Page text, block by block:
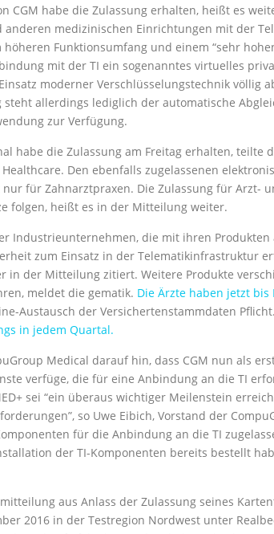
CGM habe die Zulassung erhalten, heißt es
anderen medizinischen Einrichtungen mit der
Funktionsumfang und einem “sehr
mit der TI ein sogenanntes virtuelles
moderner Verschlüsselungstechnik völlig
allerdings lediglich der automatische
zur Verfügung.
habe die Zulassung am Freitag erhalten, teilte
Den ebenfalls zugelassenen
für Zahnarztpraxen. Die Zulassung für Arzt-
folgen, heißt es in der Mitteilung weiter.
Industrieunternehmen, die mit ihren
zum Einsatz in der Telematikinfrastruktur
in der Mitteilung zitiert. Weitere Produkte
meldet die gematik. Die Ärzte haben jetzt bis
Austausch der Versichertenstammdaten Pflicht.
in jedem Quartal.
Medical darauf hin, dass CGM nun als
verfüge, die für eine Anbindung an die TI
sei “ein überaus wichtiger Meilenstein
so Uwe Eibich, Vorstand der
für die Anbindung an die TI
der TI-Komponenten bereits bestellt
aus Anlass der Zulassung seines
2016 in der Testregion Nordwest unter